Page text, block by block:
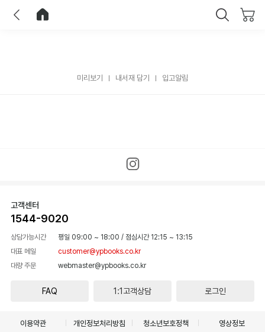
미리보기 내서재 담기 입고알림
고객센터
1544-9020
상담가능시간 평일 09:00 ~ 18:00 / 점심시간 12:15 ~ 13:15
대표 메일
customer@ypbooks.co.kr
대량 주문
webmaster@ypbooks.co.kr
FAQ 1:1고객상담 로그인
이용약관 개인정보처리방침 청소년보호정책 영상정보